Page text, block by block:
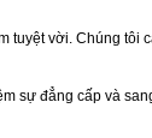
tuyệt vời. Chúng tôi
sự đẳng cấp và